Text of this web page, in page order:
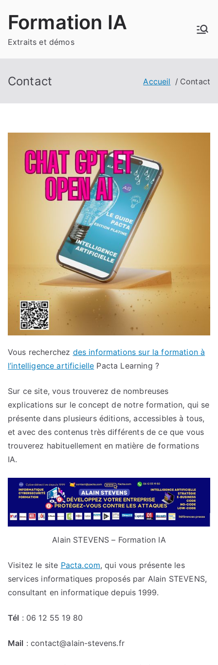
Formation IA
Extraits et démos
Contact Accueil Contact
Vous recherchez des informations sur la formation à
l’intelligence artificielle Pacta Learning ?
Sur ce site, vous trouverez de nombreuses
explications sur le concept de notre formation, qui se
présente dans plusieurs éditions, accessibles à tous,
et avec des contenus très différents de ce que vous
trouverez habituellement en matière de formations
IA.
Alain STEVENS – Formation IA
Visitez le site Pacta.com, qui vous présente les
services informatiques proposés par Alain STEVENS,
consultant en informatique depuis 1999.
Tél : 06 12 55 19 80
Mail : contact@alain-stevens.fr